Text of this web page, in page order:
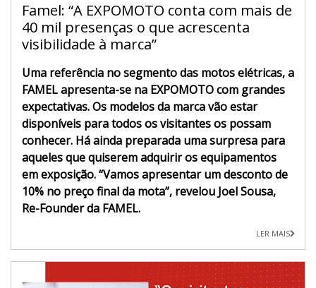
Famel: “A EXPOMOTO conta com mais de
40 mil presenças o que acrescenta
visibilidade à marca”
Uma referência no segmento das motos elétricas, a
FAMEL apresenta-se na EXPOMOTO com grandes
expectativas. Os modelos da marca vão estar
disponíveis para todos os visitantes os possam
conhecer. Há ainda preparada uma surpresa para
aqueles que quiserem adquirir os equipamentos
em exposição. “Vamos apresentar um desconto de
10% no preço final da mota”, revelou Joel Sousa,
Re-Founder da FAMEL.
LER MAIS